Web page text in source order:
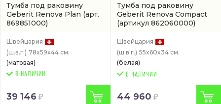
Тумба под раковину
Geberit Renova Plan (арт.
869851000)
Швейцария
(ш.в.г.) 78x59x44 см.
(матовая)
В НАЛИЧИИ
39 146
Тумба под раковину
Geberit Renova Compact
(артикул 862060000)
Швейцария
(ш.в.г.) 55x60x34 см.
(белая)
44 960